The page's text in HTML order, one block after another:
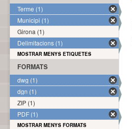
Terme (1)
Municipi (1)
Girona (1)
Delimitacions (1)
MOSTRAR MENYS ETIQUETES
FORMATS
dwg (1)
dgn (1)
ZIP (1)
PDF (1)
MOSTRAR MENYS FORMATS